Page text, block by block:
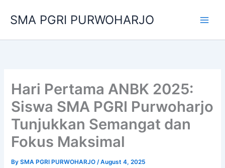
SMA PGRI PURWOHARJO
Hari Pertama ANBK 2025:
Siswa SMA PGRI Purwoharjo
Tunjukkan Semangat dan
Fokus Maksimal
BySMA PGRI PURWOHARJO/August 4, 2025